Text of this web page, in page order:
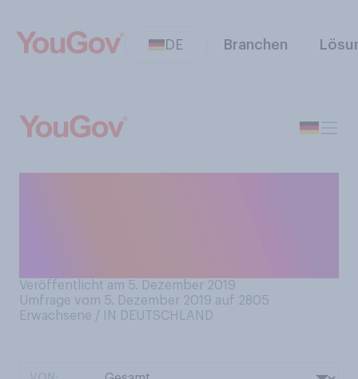
DE Branchen
Veröffentlicht am 5. Dezember 2019
Umfrage vom 5. Dezember 2019 auf 2805
Erwachsene / IN DEUTSCHLAND